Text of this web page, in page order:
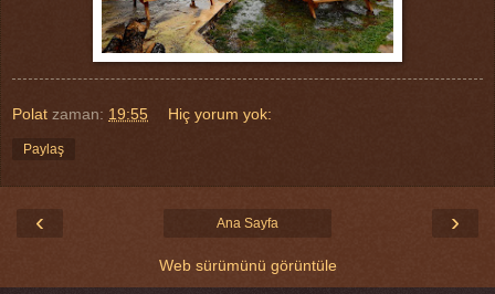
Polat zaman: 19:55 Hiç yorum yok:
Paylaş
‹ ›
Ana Sayfa
Web sürümünü görüntüle